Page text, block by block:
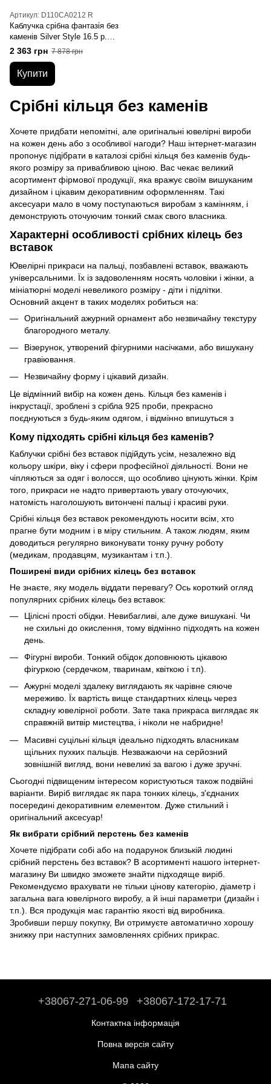
Артикул: D110CA0212 R
Каблучка срібна фантазія без
каменів Silver Style 16.5 р.
(D110CA0212 R
sku:2300101125137)
2 363 грн 7 878 грн
Купити
Срібні кільця без каменів
Хочете придбати непомітні, але оригінальні ювелірні вироби
на кожен день або з особливої ​​нагоди? Наш інтернет-магазин
пропонує підібрати в каталозі срібні кільця без каменів будь-
якого розміру за привабливою ціною. Вас чекає великий
асортимент фірмової продукції, яка вражує своїм вишуканим
дизайном і цікавим декоративним оформленням. Такі
аксесуари мало в чому поступаються виробам з камінням, і
демонструють оточуючим тонкий смак свого власника.
Характерні особливості срібних кілець без
вставок
Ювелірні прикраси на пальці, позбавлені вставок, вважають
універсальними. Їх із задоволенням носять чоловіки і жінки, а
мініатюрні моделі невеликого розміру - діти і підлітки.
Основний акцент в таких моделях робиться на:
Оригінальний ажурний орнамент або незвичайну текстуру
благородного металу.
Візерунок, утворений фігурними насічками, або вишукану
гравіювання.
Незвичайну форму і цікавий дизайн.
Це відмінний вибір на кожен день. Кільця без каменів і
інкрустації, зроблені з срібла 925 проби, прекрасно
поєднуються з будь-яким одягом, і відмінно впишуться з
Кому підходять срібні кільця без каменів?
Каблучки срібні без вставок підійдуть усім, незалежно від
кольору шкіри, віку і сфери професійної діяльності. Вони не
чіпляються за одяг і волосся, що особливо цінують жінки. Крім
того, прикраси не надто привертають увагу оточуючих,
натомість наголошують витончені пальці і красиві руки.
Срібні кільця без вставок рекомендують носити всім, хто
прагне бути модним і в міру стильним. А також людям, яким
доводиться регулярно виконувати тонку ручну роботу
(медикам, продавцям, музикантам і т.п.).
Поширені види срібних кілець без вставок
Не знаєте, яку модель віддати перевагу? Ось короткий огляд
популярних срібних кілець без вставок:
Цілісні прості обідки. Невибагливі, але дуже вишукані. Чи
не схильні до окислення, тому відмінно підходять на кожен
день.
Фігурні вироби. Тонкий обідок доповнюють цікавою
фігуркою (сердечком, тваринам, квіткою і т.п).
Ажурні моделі здалеку виглядають як чарівне сяюче
мереживо. Їх вартість вище стандартних кілець через
складну ювелірної роботи. Зате така прикраса виглядає як
справжній витвір мистецтва, і ніколи не набридне!
Масивні суцільні кільця ідеально підходять власникам
щільних пухких пальців. Незважаючи на серйозний
зовнішній вигляд, вони невеликі за вагою і дуже зручні.
Сьогодні підвищеним інтересом користуються також подвійні
варіанти. Виріб виглядає як пара тонких кілець, з'єднаних
посередині декоративним елементом. Дуже стильний і
оригінальний аксесуар!
Як вибрати срібний перстень без каменів
Хочете підібрати собі або на подарунок близькій людині
срібний перстень без вставок? В асортименті нашого інтернет-
магазину Ви швидко зможете знайти підходяще виріб.
Рекомендуємо врахувати не тільки цінову категорію, діаметр і
загальна вага ювелірного виробу, а й інші параметри (дизайн і
т.п.). Вся продукція має гарантію якості від виробника.
Зробивши першу покупку, Ви отримуєте автоматично хорошу
знижку при наступних замовленнях срібних прикрас.
+38067-271-06-99 +38067-172-17-71
Контактна інформація
Повна версія сайту
Мапа сайту